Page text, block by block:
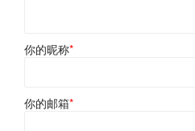
你的昵称*
你的邮箱*